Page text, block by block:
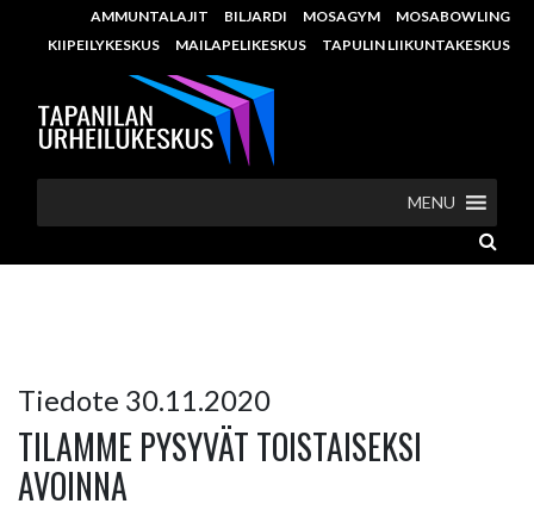
AMMUNTALAJIT BILJARDI MOSAGYM
MOSABOWLING
KIIPEILYKESKUS
MAILAPELIKESKUS TAPULIN LIIKUNTAKESKUS
MENU
Tiedote 30.11.2020
TILAMME PYSYVÄT TOISTAISEKSI
AVOINNA